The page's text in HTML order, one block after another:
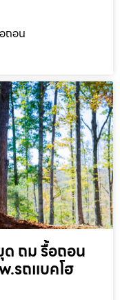
ถอน
ถม รื้อถอน
รถแบคโฮ